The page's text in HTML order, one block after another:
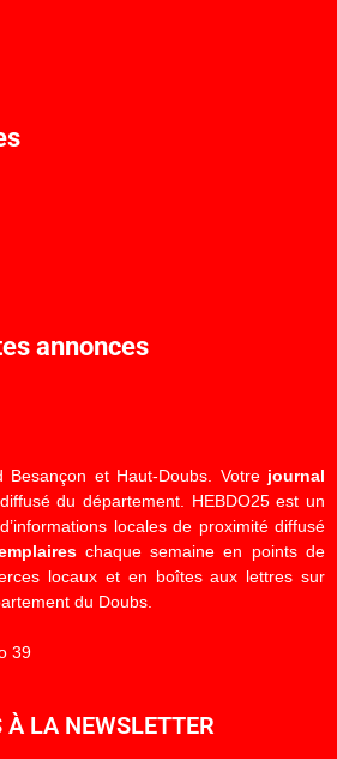
annonces
Besançon et Haut-Doubs. Votre journal
du département. HEBDO25 est un
locales de proximité diffusé
chaque semaine en points de
locaux et en boîtes aux lettres sur
du Doubs.
39
LA NEWSLETTER